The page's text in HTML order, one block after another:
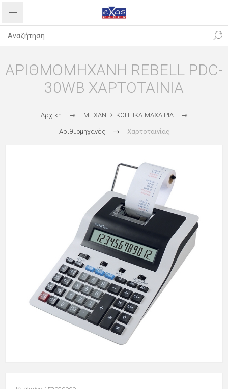
ΑΡΙΘΜΟΜΗΧΑΝΗ REBELL PDC-
30WB ΧΑΡΤΟΤΑΙΝΙΑ
Αρχική ΜΗΧΑΝΕΣ-ΚΟΠΤΙΚΑ-ΜΑΧΑΙΡΙΑ
Αριθμομηχανές Χαρτοταινίας